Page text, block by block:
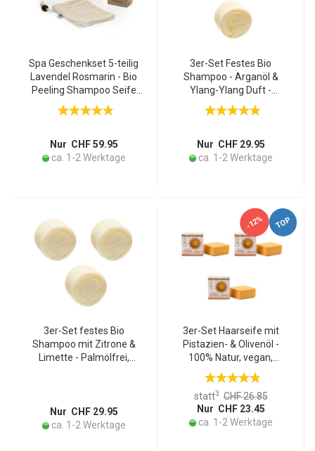
Spa Geschenkset 5-teilig
Lavendel Rosmarin - Bio
Peeling Shampoo Seife
Säckchen Löffel Bambus -
Nachhaltig vegan
umweltfreundlich
Nur CHF 59.95
ca. 1-2 Werktage
3er-Set Festes Bio
Shampoo - Arganöl &
Ylang-Ylang Duft -
Palmölfrei, handgefertigt
& vegan für alle Haartypen
Nur CHF 29.95
ca. 1-2 Werktage
3er-Set festes Bio
Shampoo mit Zitrone &
Limette - Palmölfrei,
Vegan
Nur CHF 29.95
ca. 1-2 Werktage
-12% TOP
3er-Set Haarseife mit
Pistazien- & Olivenöl -
100% Natur, vegan,
palmölfrei - Für trockenes
Haar & Kopfhaut - 3x 190g
statt3 CHF 26.85
Nur CHF 23.45
ca. 1-2 Werktage